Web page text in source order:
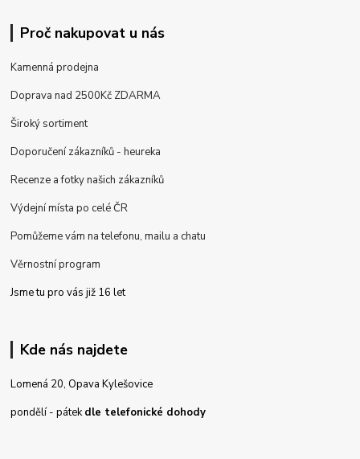
Proč nakupovat u nás
Kamenná prodejna
Doprava nad 2500Kč ZDARMA
Široký sortiment
Doporučení zákazníků - heureka
Recenze a fotky našich zákazníků
Výdejní místa po celé ČR
Pomůžeme vám na telefonu, mailu a chatu
Věrnostní program
Jsme tu pro vás již 16 let
Kde nás najdete
Lomená 20, Opava Kylešovice
pondělí - pátekdle telefonické dohody